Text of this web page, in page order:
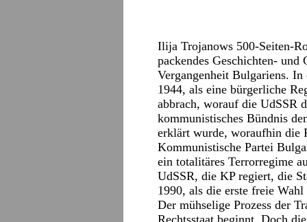
Ilija Trojanows 500-Seiten-
packendes Geschichten-
Vergangenheit Bulgariens. In
1944, als eine bürgerliche
abbrach, worauf die UdSSR
kommunistisches Bündnis
erklärt wurde, woraufhin die
Kommunistische Partei
ein totalitäres Terrorregime
UdSSR, die KP regiert, die
1990, als die erste freie
Der mühselige Prozess der
Rechtsstaat beginnt. Doch